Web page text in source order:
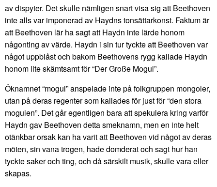
av dispyter. Det skulle nämligen snart visa sig att Beethoven
inte alls var imponerad av Haydns tonsättarkonst. Faktum är
att Beethoven lär ha sagt att Haydn inte lärde honom
någonting av värde. Haydn i sin tur tyckte att Beethoven var
något uppblåst och bakom Beethovens rygg kallade Haydn
honom lite skämtsamt för “Der Große Mogul”.
Öknamnet “mogul” anspelade inte på folkgruppen mongoler,
utan på deras regenter som kallades för just för “den stora
mogulen”. Det går egentligen bara att spekulera kring varför
Haydn gav Beethoven detta smeknamn, men en inte helt
otänkbar orsak kan ha varit att Beethoven vid något av deras
möten, sin vana trogen, hade domderat och sagt hur han
tyckte saker och ting, och då särskilt musik, skulle vara eller
skapas.